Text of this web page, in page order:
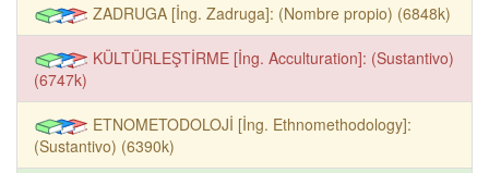
ZADRUGA [İng. Zadruga]: (Nombre propio) (6848k)
KÜLTÜRLEŞTİRME [İng. Acculturation]: (Sustantivo)
(6747k)
ETNOMETODOLOJİ [İng. Ethnomethodology]:
(Sustantivo) (6390k)